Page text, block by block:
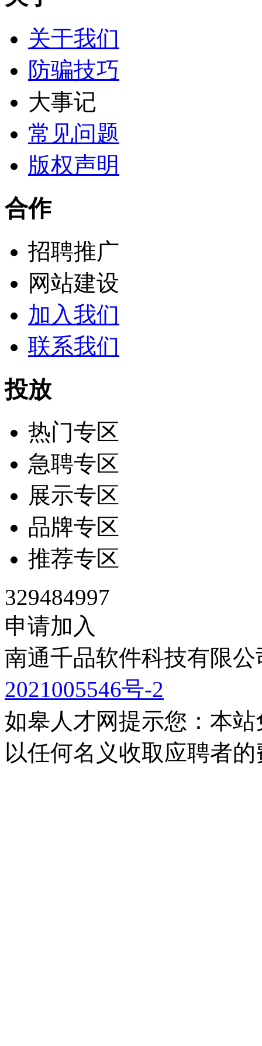
关于我们
防骗技巧
大事记
常见问题
版权声明
合作
招聘推广
网站建设
加入我们
联系我们
投放
热门专区
急聘专区
展示专区
品牌专区
推荐专区
329484997
申请加入
南通千品软件科技有限
2021005546号-2
如皋人才网提示您：本
以任何名义收取应聘者